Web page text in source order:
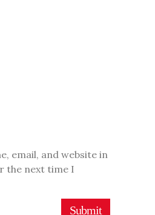
email, and website in
the next time I